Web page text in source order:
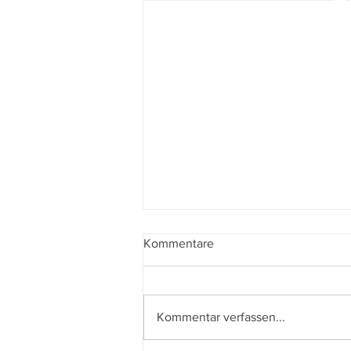
Kommentare
Kommentar verfassen...